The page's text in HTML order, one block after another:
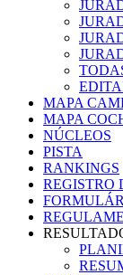
MAPA
MAPA
NÚCLEOS
PISTA
RANKINGS
REGISTRO